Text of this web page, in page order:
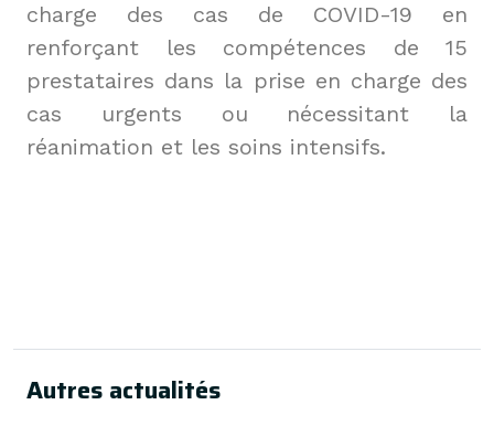
charge des cas de COVID-19 en
renforçant les compétences de 15
prestataires dans la prise en charge des
cas urgents ou nécessitant la
réanimation et les soins intensifs.
Autres actualités